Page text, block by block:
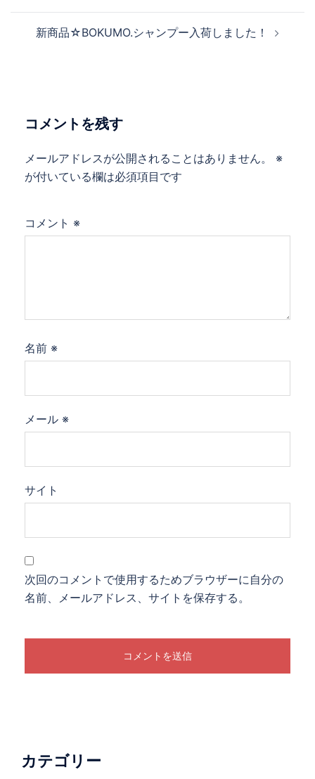
ョ
新商品☆BOKUMO.シャンプー入荷しました！
コメントを残す
メールアドレスが公開されることはありません。
※
が付いている欄は必須項目です
コメント ※
名前 ※
メール ※
サイト
次回のコメントで使用するためブラウザーに自分の
名前、メールアドレス、サイトを保存する。
カテゴリー